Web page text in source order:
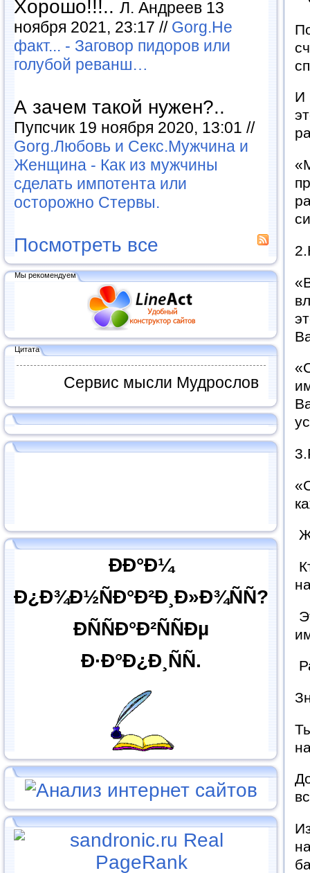
Хорошо!!!.. Л. Андреев 13
ноября 2021, 23:17 // Gorg.Не
факт... - Заговор пидоров или
голубой реванш…
А зачем такой нужен?..
Пупсчик 19 ноября 2020, 13:01 //
Gorg.Любовь и Секс.Мужчина и
Женщина - Как из мужчины
сделать импотента или
осторожно Стервы.
Посмотреть все
Мы рекомендуем
Цитата
Сервис мысли Мудрослов
ÐÐ°Ð¼
Ð¿Ð¾Ð½ÑÐ°Ð²Ð¸Ð»Ð¾ÑÑ?
ÐÑÑÐ°Ð²ÑÑÐµ
Ð·Ð°Ð¿Ð¸ÑÑ.
И